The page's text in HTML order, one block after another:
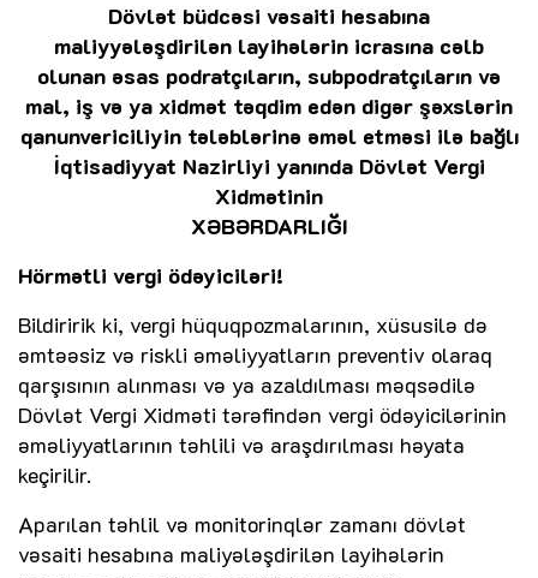
Dövlət büdcəsi vəsaiti hesabına
maliyyələşdirilən layihələrin icrasına cəlb
olunan əsas podratçıların, subpodratçıların və
mal, iş və ya xidmət təqdim edən digər şəxslərin
qanunvericiliyin tələblərinə əməl etməsi ilə bağlı
İqtisadiyyat Nazirliyi yanında Dövlət Vergi
Xidmətinin
XƏBƏRDARLIĞI
Hörmətli vergi ödəyiciləri!
Bildiririk ki, vergi hüquqpozmalarının, xüsusilə də
əmtəəsiz və riskli əməliyyatların preventiv olaraq
qarşısının alınması və ya azaldılması məqsədilə
Dövlət Vergi Xidməti tərəfindən vergi ödəyicilərinin
əməliyyatlarının təhlili və araşdırılması həyata
keçirilir.
Aparılan təhlil və monitorinqlər zamanı dövlət
vəsaiti hesabına maliyələşdirilən layihələrin